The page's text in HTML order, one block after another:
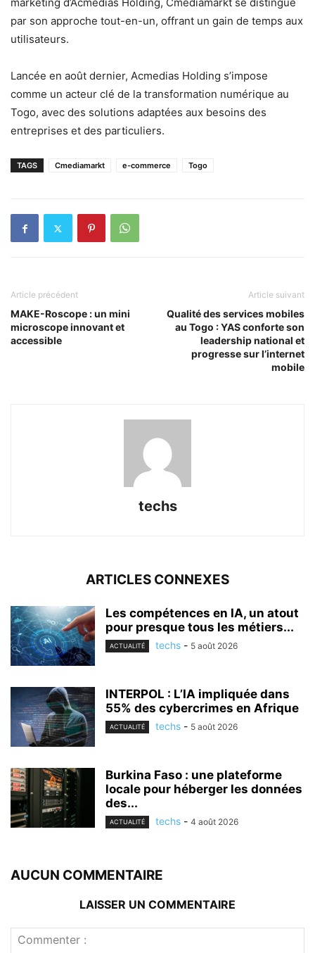
par son approche tout-en-un, offrant un gain de temps aux
utilisateurs.
Lancée en août dernier, Acmedias Holding s’impose
comme un acteur clé de la transformation numérique au
Togo, avec des solutions adaptées aux besoins des
entreprises et des particuliers.
TAGS Cmediamarkt e-commerce Togo
Article précédent
MAKE-Roscope : un mini
microscope innovant et
accessible
Article suivant
Qualité des services mobiles
au Togo : YAS conforte son
leadership national et
progresse sur l’internet
mobile
techs
ARTICLES CONNEXES
Les compétences en IA, un atout
pour presque tous les métiers...
ACTUALITÉ techs - 5 août 2026
INTERPOL : L’IA impliquée dans
55% des cybercrimes en Afrique
ACTUALITÉ techs - 5 août 2026
Burkina Faso : une plateforme
locale pour héberger les données
des...
ACTUALITÉ techs - 4 août 2026
AUCUN COMMENTAIRE
LAISSER UN COMMENTAIRE